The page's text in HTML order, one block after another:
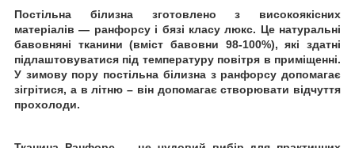
Постільна білизна зготовлено
з високоякісних
матеріалів — ранфорсу і бязі класу люкс. Це натуральні
бавовняні тканини (вміст бавовни 98-100%), які здатні
підлаштовуватися під температуру повітря в приміщенні.
У зимову пору постільна білизна з ранфорсу допомагає
зігрітися, а в літню – він допомагає створювати відчуття
прохолоди.